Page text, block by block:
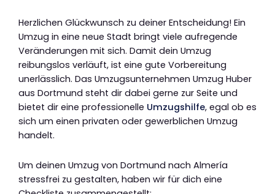
Herzlichen Glückwunsch zu deiner Entscheidung! Ein
Umzug in eine neue Stadt bringt viele aufregende
Veränderungen mit sich. Damit dein Umzug
reibungslos verläuft, ist eine gute Vorbereitung
unerlässlich. Das Umzugsunternehmen Umzug Huber
aus Dortmund steht dir dabei gerne zur Seite und
bietet dir eine professionelle Umzugshilfe, egal ob es
sich um einen privaten oder gewerblichen Umzug
handelt.
Um deinen Umzug von Dortmund nach Almería
stressfrei zu gestalten, haben wir für dich eine